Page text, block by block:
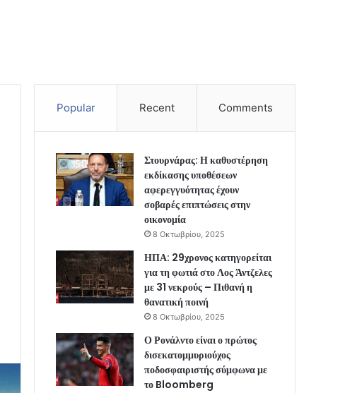
Popular Recent Comments
Στουρνάρας: Η καθυστέρηση
εκδίκασης υποθέσεων
αφερεγγυότητας έχουν
σοβαρές επιπτώσεις στην
οικονομία
8 Οκτωβρίου, 2025
ΗΠΑ: 29χρονος κατηγορείται
για τη φωτιά στο Λος Άντζελες
με 31 νεκρούς – Πιθανή η
θανατική ποινή
8 Οκτωβρίου, 2025
Ο Ρονάλντο είναι ο πρώτος
δισεκατομμυριούχος
ποδοσφαιριστής σύμφωνα με
το Bloomberg